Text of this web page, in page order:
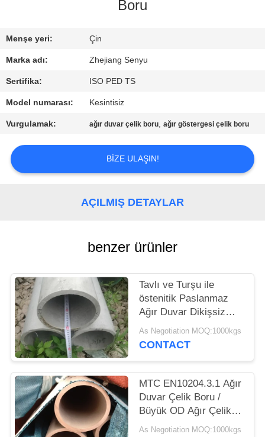
BIZE
ULAŞIN
HABERLER
TEKLIF
ISTEĞI
PRIVACY
POLICY
Boru
Menşe yeri: Çin
Marka adı: Zhejiang Senyu
Sertifika: ISO PED TS
Model numarası: Kesintisiz
Vurgulamak: ağır duvar çelik boru,ağır göstergesi çelik boru
BIZE ULAŞIN!
AÇILMIŞ DETAYLAR
benzer ürünler
Tavlı ve Turşu ile
östenitik Paslanmaz
Ağır Duvar Dikişsiz
Boru
As Negotiation MOQ:1000kgs
CONTACT
MTC EN10204.3.1 Ağır
Duvar Çelik Boru /
Büyük OD Ağır Çelik
Boru ASTM A312
As Negotiation MOQ:1000kgs